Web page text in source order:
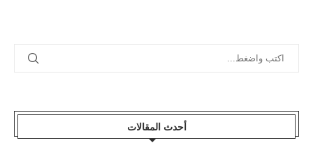
أحدث المقالات